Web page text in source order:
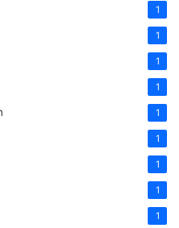
1
1
1
1
1
1
1
1
1